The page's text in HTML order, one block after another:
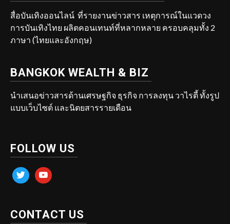
สื่อบันเทิงออนไลน์ ที่รายงานข่าวสาร เหตุการณ์ในแวดวง
การบันเทิงไทย ผลิตคอนเทนท์ที่หลากหลาย ครอบคลุมทั้ง 2
ภาษา (ไทยและอังกฤษ)
BANGKOK WEALTH & BIZ
นำเสนอข่าวสารด้านเศรษฐกิจ ธุรกิจ การลงทุน วาไรตี้ ทั้งรูป
แบบเว็บไซต์ และนิตยสารรายเดือน
FOLLOW US
twitter youtube
CONTACT US